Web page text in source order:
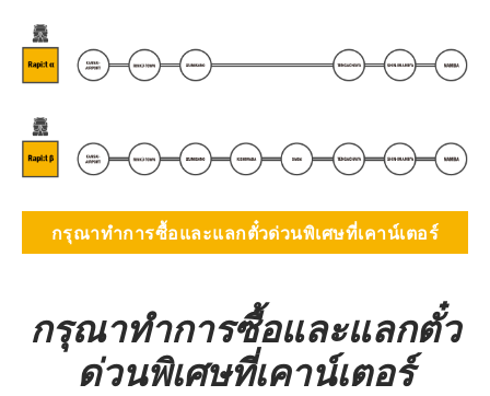
กรุณาทำการซื้อและแลกตั๋วด่วนพิเศษที่เคาน์เตอร์
กรุณาทำการซื้อและแลกตั๋ว
ด่วนพิเศษที่เคาน์เตอร์